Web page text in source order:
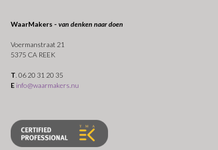
WaarMakers - van denken naar doen
Voermanstraat 21
5375 CA REEK
T. 06 20 31 20 35
E info@waarmakers.nu